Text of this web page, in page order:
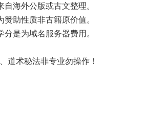
自海外公版或古文整理。
赞助性质非古籍原价值。
分是为域名服务器费用。
道术秘法非专业勿操作！